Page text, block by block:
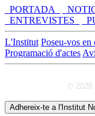
_PORTADA_
_ENTREVISTES_
L'Institut Poseu-vos en
Programació d'actes
©
Adhereix-te a l'Institut